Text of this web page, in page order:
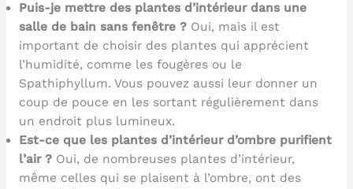
Puis-je mettre des plantes d’intérieur dans une
salle de bain sans fenêtre ?Oui, mais il est
important de choisir des plantes qui apprécient
l’humidité, comme les fougères ou le
Spathiphyllum. Vous pouvez aussi leur donner un
coup de pouce en les sortant régulièrement dans
un endroit plus lumineux.
Est-ce que les plantes d’intérieur d’ombre purifient
l’air ?Oui, de nombreuses plantes d’intérieur,
même celles qui se plaisent à l’ombre, ont des